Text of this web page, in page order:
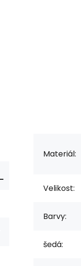
Materiál:
Velikost:
Barvy:
šedá: